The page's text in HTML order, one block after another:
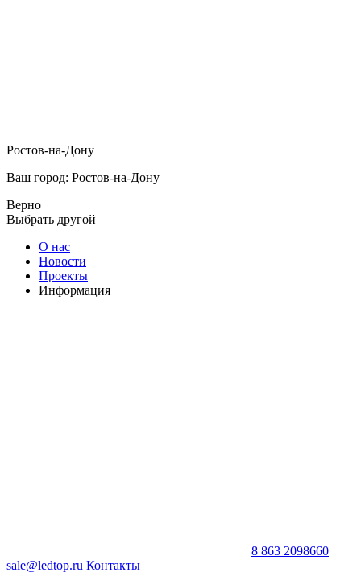
Ростов-на-Дону
Ваш город: Ростов-на-Дону
Верно
Выбрать другой
О нас
Новости
Проекты
Информация
8 863 2098660
sale@ledtop.ru Контакты